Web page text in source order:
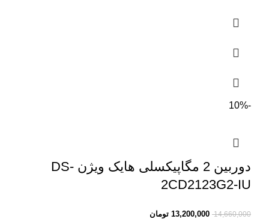
-10%
دوربین 2 مگاپیکسلی هایک ویژن DS-
2CD2123G2-IU
14,660,000
13,200,000 تومان